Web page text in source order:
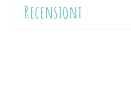
Recensioni